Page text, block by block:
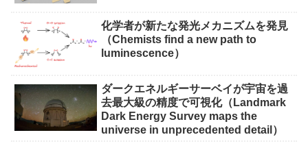
化学者が新たな発光メカニズムを発見
（Chemists find a new path to
luminescence）
ダークエネルギーサーベイが宇宙を過
去最大級の精度で可視化（Landmark
Dark Energy Survey maps the
universe in unprecedented detail）